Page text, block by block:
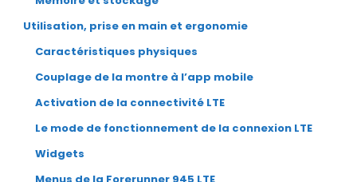
Utilisation, prise en main et ergonomie
Caractéristiques physiques
Couplage de la montre à l’app mobile
Activation de la connectivité LTE
Le mode de fonctionnement de la connexion LTE
Widgets